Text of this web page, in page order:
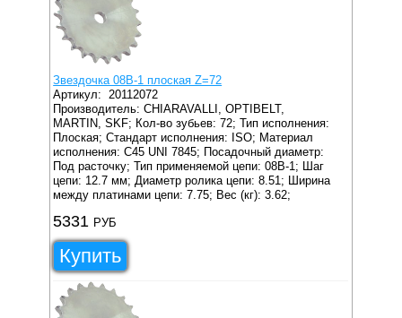
Звездочка 08B-1 плоская Z=72
Артикул: 20112072
Производитель: CHIARAVALLI, OPTIBELT,
MARTIN, SKF; Кол-во зубьев: 72; Тип исполнения:
Плоская; Стандарт исполнения: ISO; Материал
исполнения: C45 UNI 7845; Посадочный диаметр:
Под расточку; Тип применяемой цепи: 08B-1;
Шаг
цепи: 12.7 мм; Диаметр ролика цепи: 8.51;
Ширина
между платинами цепи: 7.75; Вес (кг): 3.62;
5331 РУБ
Купить